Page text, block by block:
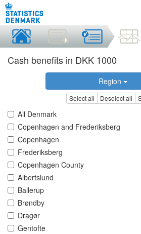
Cash benefits in DKK 1000
Region
Select all Deselect all
All Denmark
Copenhagen and Frederiksberg
Copenhagen
Frederiksberg
Copenhagen County
Albertslund
Ballerup
Brøndby
Dragør
Gentofte